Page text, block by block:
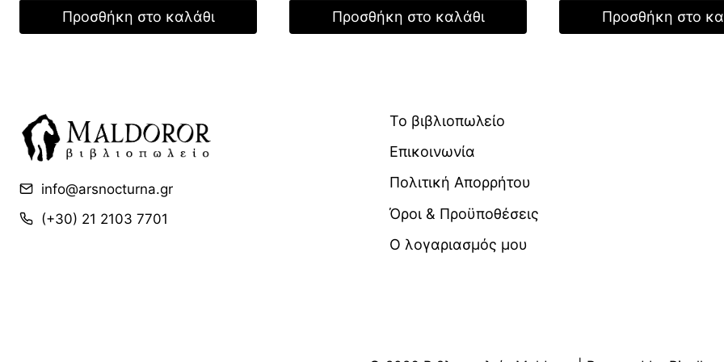
13,04 €.είναι:
9,13 €.
Προσθήκη στο καλάθι
13,06 €.είναι:
Προσθήκη στο καλάθι
24,00 €.είναι:
16,80 €.
Προσθήκη στο
info@arsnocturna.gr
(+30) 21 2103 7701
Το βιβλιοπωλείο
Επικοινωνία
Πολιτική Απορρήτου
Όροι & Προϋποθέσεις
Ο λογαριασμός μου